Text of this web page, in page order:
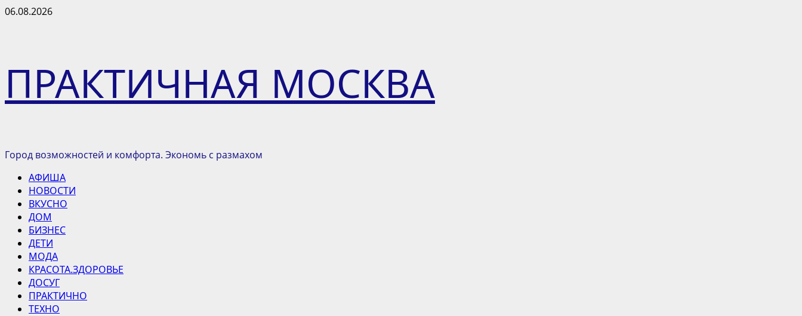
Перейти
06.08.2026
ПРАКТИЧНАЯ МОСКВА
Город возможностей и комфорта. Экономь с размахом
Основное
меню
АФИША
НОВОСТИ
ВКУСНО
ДОМ
БИЗНЕС
ДЕТИ
МОДА
КРАСОТА.ЗДОРОВЬЕ
ДОСУГ
ПРАКТИЧНО
ТЕХНО